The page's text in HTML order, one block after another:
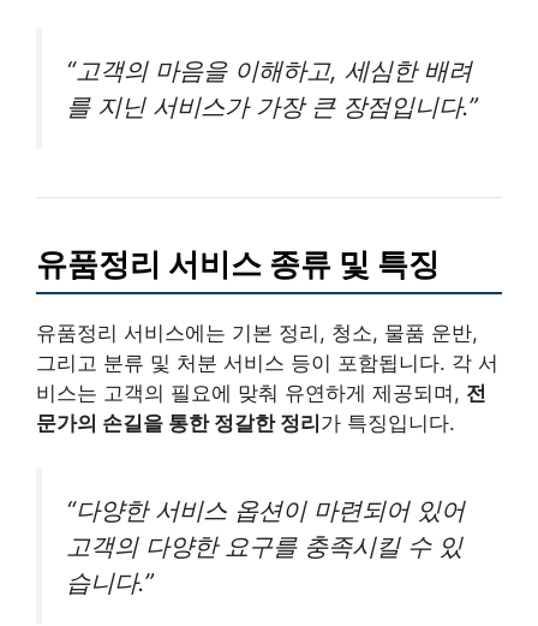
“고객의 마음을 이해하고, 세심한 배려
를 지닌 서비스가 가장 큰 장점입니다.”
유품정리 서비스 종류 및 특징
유품정리 서비스에는 기본 정리, 청소, 물품 운반,
그리고 분류 및 처분 서비스 등이 포함됩니다. 각 서
비스는 고객의 필요에 맞춰 유연하게 제공되며, 전
문가의 손길을 통한 정갈한 정리가 특징입니다.
“다양한 서비스 옵션이 마련되어 있어
고객의 다양한 요구를 충족시킬 수 있
습니다.”